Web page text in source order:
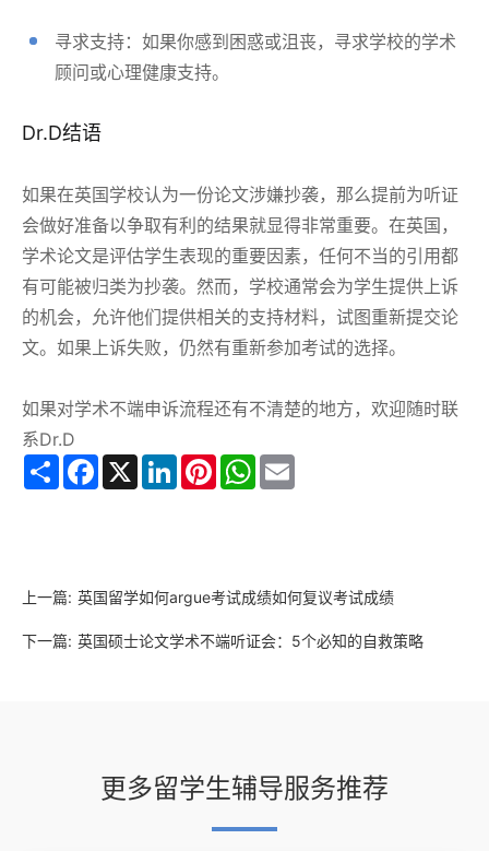
寻求支持：如果你感到困惑或沮丧，寻求学校的学术
顾问或心理健康支持。
Dr.D结语
如果在英国学校认为一份论文涉嫌抄袭，那么提前为听证
会做好准备以争取有利的结果就显得非常重要。在英国，
学术论文是评估学生表现的重要因素，任何不当的引用都
有可能被归类为抄袭。然而，学校通常会为学生提供上诉
的机会，允许他们提供相关的支持材料，试图重新提交论
文。如果上诉失败，仍然有重新参加考试的选择。
如果对学术不端申诉流程还有不清楚的地方，欢迎随时联
系Dr.D
Share Facebook
X LinkedInPinterestWhatsApp
上一篇: 英国留学如何argue考试成绩如何复议考试成绩
下一篇: 英国硕士论文学术不端听证会：5个必知的自救策略
更多留学生辅导服务推荐